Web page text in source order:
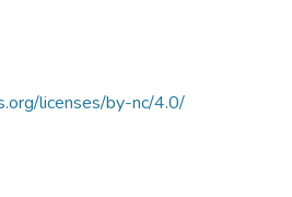
licenses/by-nc/4.0/